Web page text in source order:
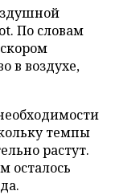
По словам
в воздухе,
темпы
растут.
осталось